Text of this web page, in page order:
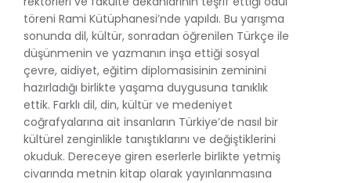
töreni Rami Kütüphanesi’nde yapıldı. Bu yarışma
sonunda dil, kültür, sonradan öğrenilen Türkçe ile
düşünmenin ve yazmanın inşa ettiği sosyal
çevre, aidiyet, eğitim diplomasisinin zeminini
hazırladığı birlikte yaşama duygusuna tanıklık
ettik. Farklı dil, din, kültür ve medeniyet
coğrafyalarına ait insanların Türkiye’de nasıl bir
kültürel zenginlikle tanıştıklarını ve değiştiklerini
okuduk. Dereceye giren eserlerle birlikte yetmiş
civarında metnin kitap olarak yayınlanmasına